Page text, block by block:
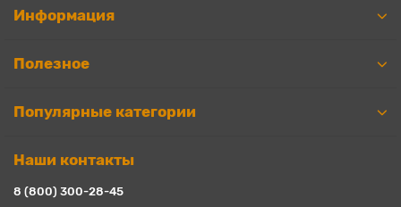
Информация
Полезное
Популярные категории
Наши контакты
8 (800) 300-28-45